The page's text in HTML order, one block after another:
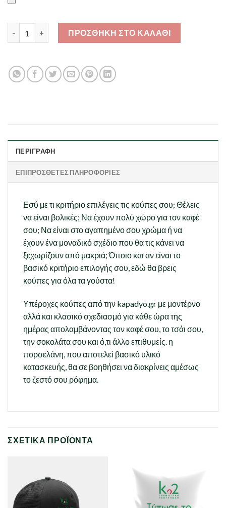
Κούπα Πορσελάνης Fluo - δικό σου σχέδιο - ποσότητα
ΠΡΟΣΘΉΚΗ ΣΤΟ ΚΑΛΆΘΙ
ΠΕΡΙΓΡΑΦΉ
ΕΠΙΠΡΌΣΘΕΤΕΣ ΠΛΗΡΟΦΟΡΊΕΣ
Εσύ με τι κριτήριο επιλέγεις τις κούπες σου; Θέλεις
να είναι βολικές; Να έχουν πολύ χώρο για τον καφέ
σου; Να είναι στο αγαπημένο σου χρώμα ή να
έχουν ένα μοναδικό σχέδιο που θα τις κάνει να
ξεχωρίζουν από μακριά; Όποιο και αν είναι το
βασικό κριτήριο επιλογής σου, εδώ θα βρεις
κούπες για όλα τα γούστα!
Υπέροχες κούπες από την kapadyo.gr με μοντέρνο
αλλά και κλασικό σχεδιασμό για κάθε ώρα της
ημέρας απολαμβάνοντας τον καφέ σου, το τσάι σου,
την σοκολάτα σου και ό,τι άλλο επιθυμείς. η
πορσελάνη, που αποτελεί βασικό υλικό
κατασκευής, θα σε βοηθήσει να διακρίνεις αμέσως
το ζεστό σου ρόφημα.
ΣΧΕΤΙΚΆ ΠΡΟΪΌΝΤΑ